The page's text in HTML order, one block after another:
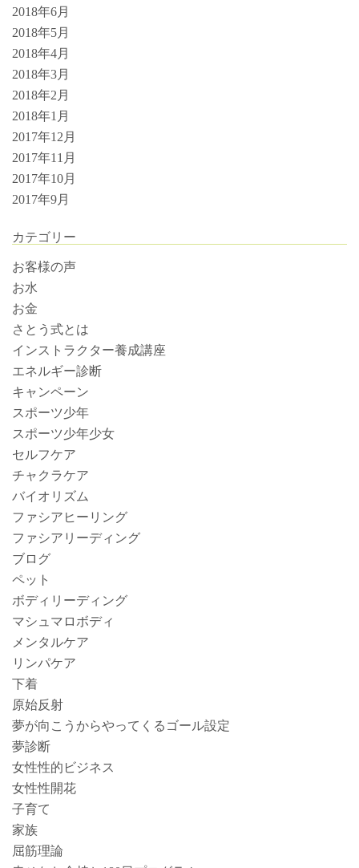
2018年6月
2018年5月
2018年4月
2018年3月
2018年2月
2018年1月
2017年12月
2017年11月
2017年10月
2017年9月
カテゴリー
お客様の声
お水
お金
さとう式とは
インストラクター養成講座
エネルギー診断
キャンペーン
スポーツ少年
スポーツ少年少女
セルフケア
チャクラケア
バイオリズム
ファシアヒーリング
ファシアリーディング
ブログ
ペット
ボディリーディング
マシュマロボディ
メンタルケア
リンパケア
下着
原始反射
夢が向こうからやってくるゴール設定
夢診断
女性性的ビジネス
女性性開花
子育て
家族
屈筋理論